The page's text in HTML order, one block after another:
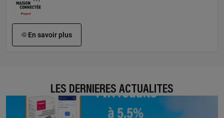
En savoir plus
LES DERNIÈRES ACTUALITÉS